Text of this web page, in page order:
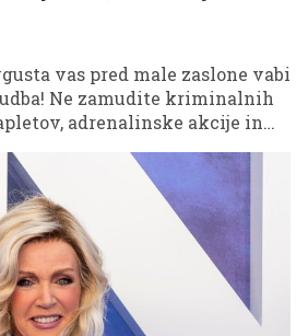
vas pred male zaslone vabi
Ne zamudite kriminalnih
adrenalinske akcije in
na POP TV, Kanalu A in KINO.